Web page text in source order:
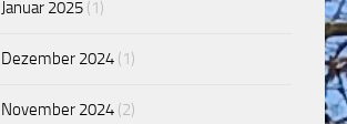
Januar 2025 (1)
Dezember 2024 (1)
November 2024 (2)